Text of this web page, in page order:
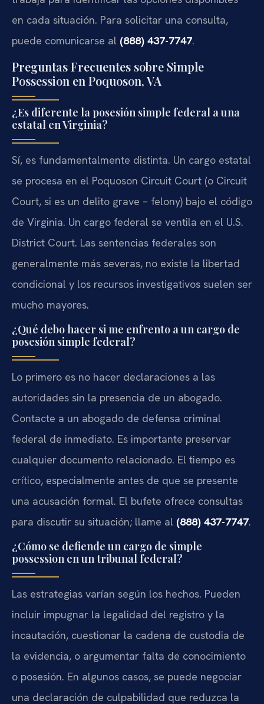
en cada situación. Para solicitar una consulta,
puede comunicarse al (888) 437-7747.
Preguntas Frecuentes sobre Simple
Possession en Poquoson, VA
¿Es diferente la posesión simple federal a una
estatal en Virginia?
Sí, es fundamentalmente distinta. Un cargo estatal
se procesa en el Poquoson Circuit Court (o Circuit
Court, si es un delito grave – felony) bajo el código
de Virginia. Un cargo federal se ventila en el U.S.
District Court. Las sentencias federales son
generalmente más severas, no existe la libertad
condicional y los recursos investigativos suelen ser
mucho mayores.
¿Qué debo hacer si me enfrento a un cargo de
posesión simple federal?
Lo primero es no hacer declaraciones a las
autoridades sin la presencia de un abogado.
Contacte a un abogado de defensa criminal
federal de inmediato. Es importante preservar
cualquier documento relacionado. El tiempo es
crítico, especialmente antes de que se presente
una acusación formal. El bufete ofrece consultas
para discutir su situación; llame al (888) 437-7747.
¿Cómo se defiende un cargo de simple
possession en un tribunal federal?
Las estrategias varían según los hechos. Pueden
incluir impugnar la legalidad del registro y la
incautación, cuestionar la cadena de custodia de
la evidencia, o argumentar falta de conocimiento
o posesión. En algunos casos, se puede negociar
una declaración de culpabilidad que reduzca la